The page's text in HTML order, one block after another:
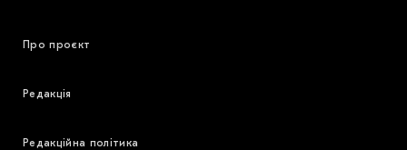
Про проєкт
Редакція
Редакційна політика